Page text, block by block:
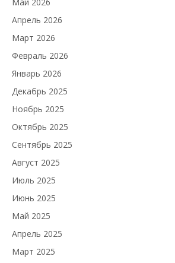
Апрель 2026
Март 2026
Февраль 2026
Январь 2026
Декабрь 2025
Ноябрь 2025
Октябрь 2025
Сентябрь 2025
Август 2025
Июль 2025
Июнь 2025
Май 2025
Апрель 2025
Март 2025